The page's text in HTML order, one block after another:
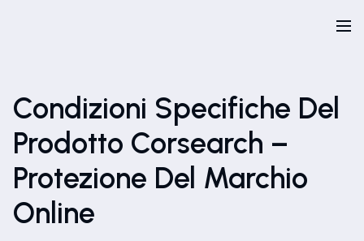
Condizioni Specifiche Del
Prodotto Corsearch –
Protezione Del Marchio
Online